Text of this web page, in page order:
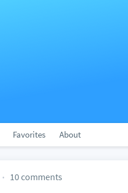
Favorites About
10 comments